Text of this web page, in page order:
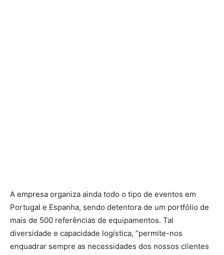
A empresa organiza ainda todo o tipo de eventos em
Portugal e Espanha, sendo detentora de um portfólio de
mais de 500 referências de equipamentos. Tal
diversidade e capacidade logística, “permite-nos
enquadrar sempre as necessidades dos nossos clientes